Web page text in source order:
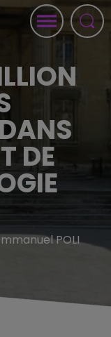
DE
POLI